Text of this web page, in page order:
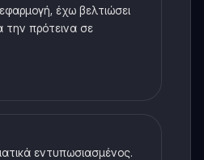
έχω βελτιώσει
την πρότεινα σε
εντυπωσιασμένος.